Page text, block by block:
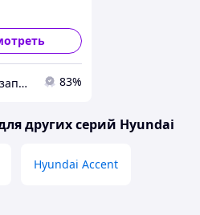
SGS Автозапчастини 83%
других серий Hyundai
Hyundai Accent